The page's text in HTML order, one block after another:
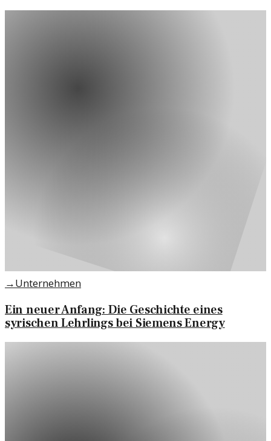
→Unternehmen
Ein neuer Anfang: Die Geschichte eines
syrischen Lehrlings bei Siemens Energy